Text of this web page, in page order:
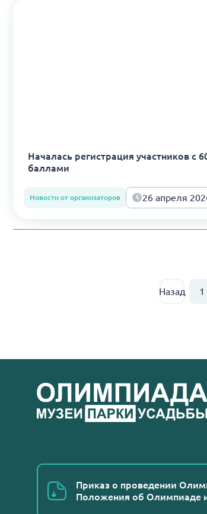
Началась регистрация участников с
баллами
Новости от организаторов 26 апреля
Назад 1
Приказ о проведении
Положения об Олимпиаде